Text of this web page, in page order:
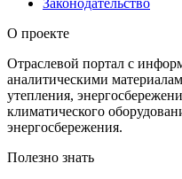
Законодательство
О проекте
Отраслевой портал с
аналитическими
утепления,
климатического
энергосбережения.
Полезно знать